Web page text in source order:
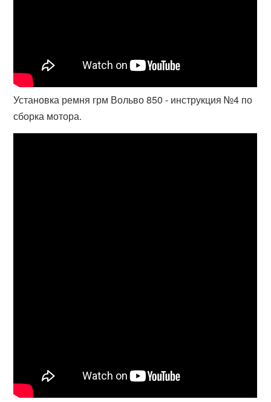
Установка ремня грм Вольво 850 - инструкция №4 по
сборка мотора.